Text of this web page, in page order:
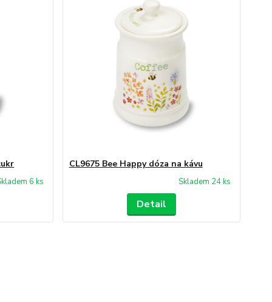
6 ks
CL9675 Bee Happy dóza na kávu
Skladem 24 ks
Detail